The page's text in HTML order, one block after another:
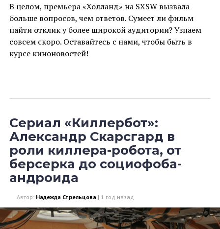
В целом, премьера «Холланд» на SXSW вызвала
больше вопросов, чем ответов. Сумеет ли фильм
найти отклик у более широкой аудитории? Узнаем
совсем скоро. Оставайтесь с нами, чтобы быть в
курсе киноновостей!
Сериал «Киллербот»:
Александр Скарсгард в
роли киллера-робота, от
берсерка до социофоба-
андроида
Автор: Надежда Стрельцова | 1 год назад